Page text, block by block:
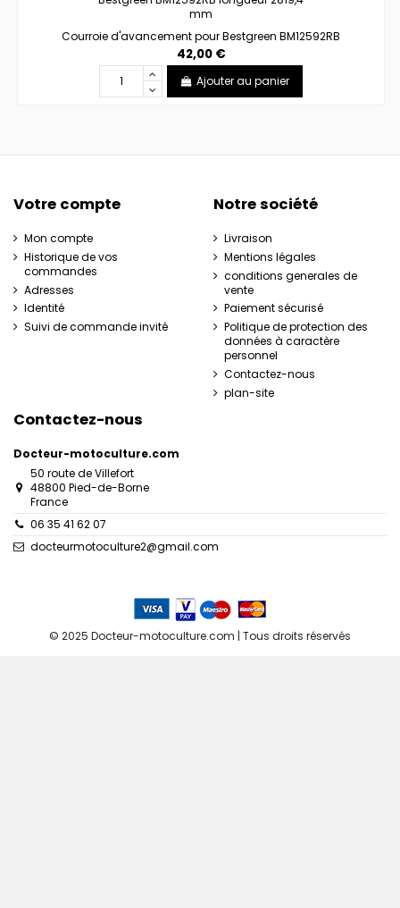
Courroie d'avancement pour Bestgreen BM12592RB
42,00 €
Ajouter au panier
Votre compte
Mon compte
Historique de vos
commandes
Adresses
Identité
Suivi de commande invité
Notre société
Livraison
Mentions légales
conditions generales de
vente
Paiement sécurisé
Politique de protection des
données à caractère
personnel
Contactez-nous
plan-site
Contactez-nous
Docteur-motoculture.com
50 route de Villefort
48800 Pied-de-Borne
France
06 35 41 62 07
docteurmotoculture2@gmail.com
© 2025 Docteur-motoculture.com | Tous droits réservés